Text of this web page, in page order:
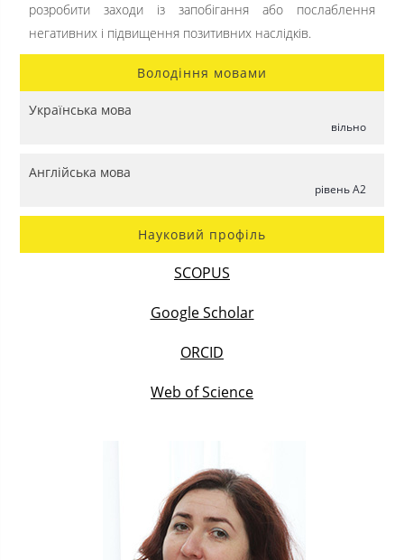
розробити заходи із запобігання або послаблення
негативних і підвищення позитивних наслідків.
Володіння мовами
Українська мова
вільно
Англійська мова
рівень A2
Науковий профіль
SCOPUS
Google Scholar
ORCID
Web of Science